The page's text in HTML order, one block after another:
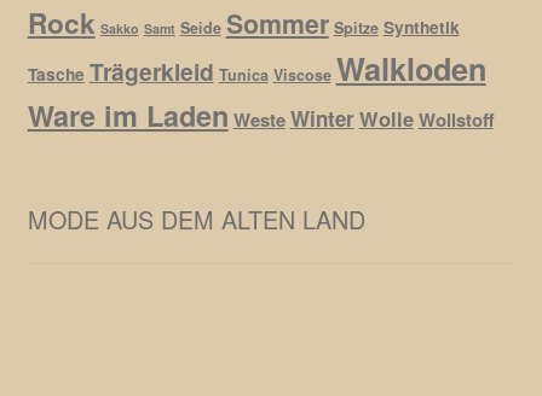
Rock Sakko Samt Seide Sommer Spitze Synthetik
Tasche Trägerkleid Tunica Viscose Walkloden
Ware im Laden WesteWinterWolleWollstoff
MODE AUS DEM ALTEN LAND